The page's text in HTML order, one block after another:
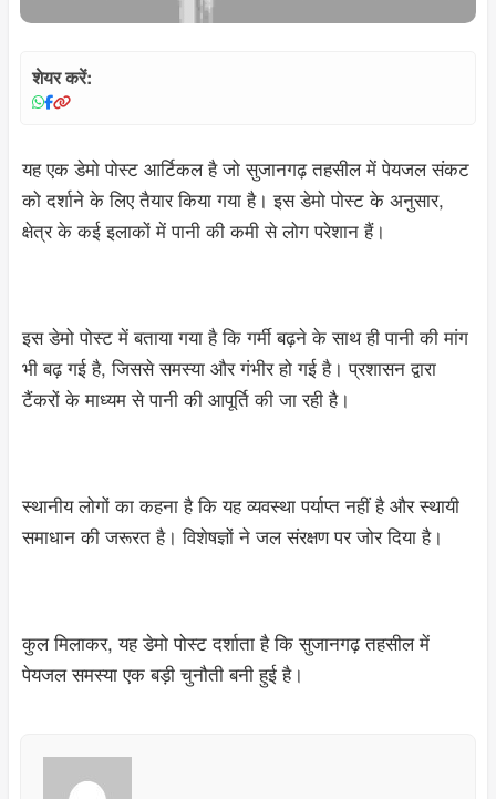
शेयर करें:
यह एक डेमो पोस्ट आर्टिकल है जो सुजानगढ़ तहसील में पेयजल संकट
को दर्शाने के लिए तैयार किया गया है। इस डेमो पोस्ट के अनुसार,
क्षेत्र के कई इलाकों में पानी की कमी से लोग परेशान हैं।
इस डेमो पोस्ट में बताया गया है कि गर्मी बढ़ने के साथ ही पानी की मांग
भी बढ़ गई है, जिससे समस्या और गंभीर हो गई है। प्रशासन द्वारा
टैंकरों के माध्यम से पानी की आपूर्ति की जा रही है।
स्थानीय लोगों का कहना है कि यह व्यवस्था पर्याप्त नहीं है और स्थायी
समाधान की जरूरत है। विशेषज्ञों ने जल संरक्षण पर जोर दिया है।
कुल मिलाकर, यह डेमो पोस्ट दर्शाता है कि सुजानगढ़ तहसील में
पेयजल समस्या एक बड़ी चुनौती बनी हुई है।